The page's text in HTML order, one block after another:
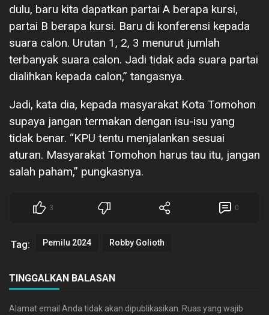
dulu, baru kita dapatkan partai A berapa kursi,
partai B berapa kursi. Baru di konferensi kepada
suara calon. Urutan 1, 2, 3 menurut jumlah
terbanyak suara calon. Jadi tidak ada suara partai
dialihkan kepada calon,” tangasnya.
Jadi, kata dia, kepada masyarakat Kota Tomohon
supaya jangan termakan dengan isu-isu yang
tidak benar. “KPU tentu menjalankan sesuai
aturan. Masyarakat Tomohon harus tau itu, jangan
salah paham,” pungkasnya.
3 0
Tag: Pemilu 2024 Robby Golioth
TINGGALKAN BALASAN
Alamat email Anda tidak akan dipublikasikan. Ruas yang wajib